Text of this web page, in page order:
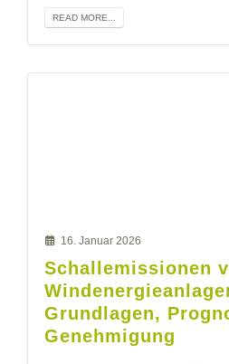
READ MORE...
16. Januar 2026
Schallemissionen
Grundlagen,
Genehmigung